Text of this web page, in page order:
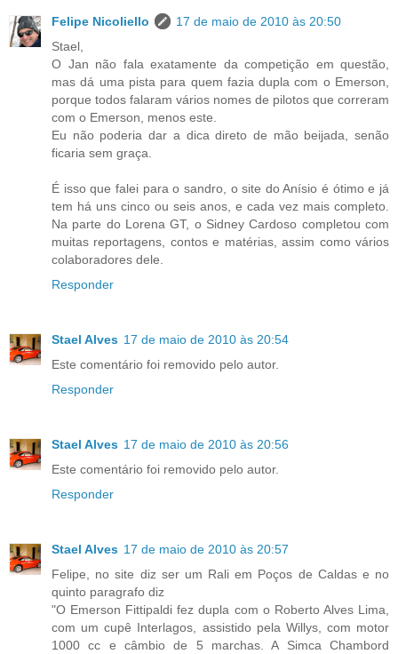
Felipe Nicoliello
17 de maio de 2010 às 20:50
Stael,
O Jan não fala exatamente da competição em questão,
mas dá uma pista para quem fazia dupla com o Emerson,
porque todos falaram vários nomes de pilotos que correram
com o Emerson, menos este.
Eu não poderia dar a dica direto de mão beijada, senão
ficaria sem graça.
É isso que falei para o sandro, o site do Anísio é ótimo e já
tem há uns cinco ou seis anos, e cada vez mais completo.
Na parte do Lorena GT, o Sidney Cardoso completou com
muitas reportagens, contos e matérias, assim como vários
colaboradores dele.
Responder
Stael Alves 17 de maio de 2010 às 20:54
Este comentário foi removido pelo autor.
Responder
Stael Alves 17 de maio de 2010 às 20:56
Este comentário foi removido pelo autor.
Responder
Stael Alves 17 de maio de 2010 às 20:57
Felipe, no site diz ser um Rali em Poços de Caldas e no
quinto paragrafo diz
"O Emerson Fittipaldi fez dupla com o Roberto Alves Lima,
com um cupê Interlagos, assistido pela Willys, com motor
1000 cc e câmbio de 5 marchas. A Simca Chambord